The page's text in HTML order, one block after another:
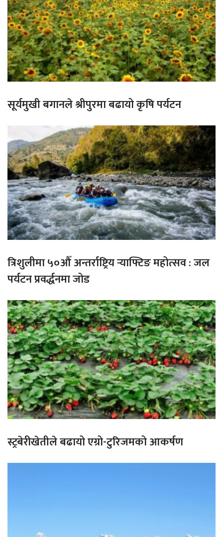
सूर्यमुखी बगानले श्रीपुरमा बढायो कृषि पर्यटन
त्रिशुलीमा ५०औँ अन्तर्राष्ट्रिय र्‍याफ्टिङ महोत्सव : जल
पर्यटन प्रवर्द्धनमा जोड
स्ट्रबेरीखेतीले बढायो एग्रो-टुरिजमको आकर्षण